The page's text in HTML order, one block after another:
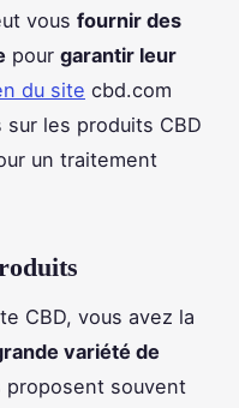
vous fournir des
pour garantir leur
du site cbd.com
les produits CBD
un traitement
CBD, vous avez la
variété de
proposent souvent